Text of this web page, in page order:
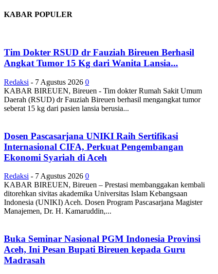
KABAR POPULER
Tim Dokter RSUD dr Fauziah Bireuen Berhasil
Angkat Tumor 15 Kg dari Wanita Lansia...
Redaksi - 7 Agustus 2026 0
KABAR BIREUEN, Bireuen - Tim dokter Rumah Sakit Umum
Daerah (RSUD) dr Fauziah Bireuen berhasil mengangkat tumor
seberat 15 kg dari pasien lansia berusia...
Dosen Pascasarjana UNIKI Raih Sertifikasi
Internasional CIFA, Perkuat Pengembangan
Ekonomi Syariah di Aceh
Redaksi - 7 Agustus 2026 0
KABAR BIREUEN, Bireuen – Prestasi membanggakan kembali
ditorehkan sivitas akademika Universitas Islam Kebangsaan
Indonesia (UNIKI) Aceh. Dosen Program Pascasarjana Magister
Manajemen, Dr. H. Kamaruddin,...
Buka Seminar Nasional PGM Indonesia Provinsi
Aceh, Ini Pesan Bupati Bireuen kepada Guru
Madrasah